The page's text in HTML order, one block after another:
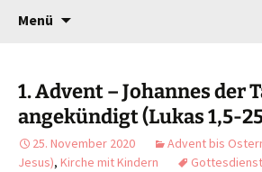
Willkommen!
Gottesdienst verändert
Menü
1. Advent – Johannes der
angekündigt (Lukas 1,5-
25. November 2020
Advent bis
Jesus), Kirche mit Kindern